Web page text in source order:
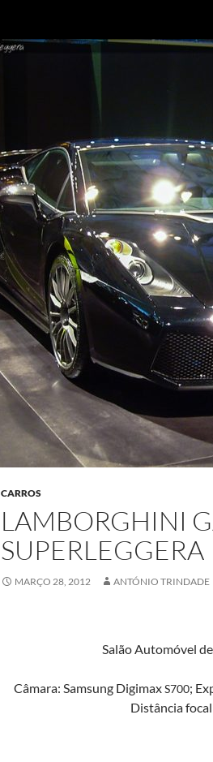
CARROS
LAMBORGHINI
SUPERLEGGERA
MARÇO 28, 2012 ANTÓNIO TRINDADE
Salão Automóv­el
Câmara: Sam­sung Digi­maxS700;
Dis­tân­cia